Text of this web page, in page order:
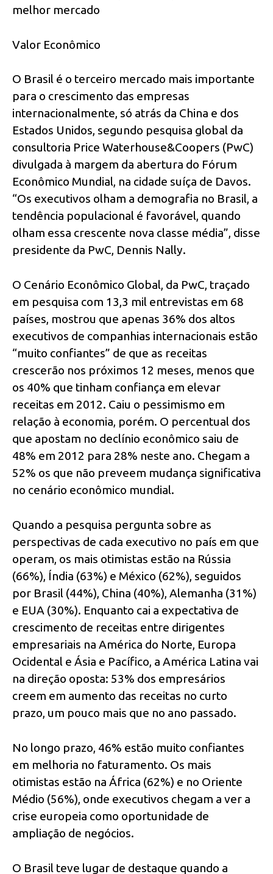
melhor mercado
Valor Econômico
O Brasil é o terceiro mercado mais importante
para o crescimento das empresas
internacionalmente, só atrás da China e dos
Estados Unidos, segundo pesquisa global da
consultoria Price Waterhouse&Coopers (PwC)
divulgada à margem da abertura do Fórum
Econômico Mundial, na cidade suíça de Davos.
“Os executivos olham a demografia no Brasil, a
tendência populacional é favorável, quando
olham essa crescente nova classe média”, disse
presidente da PwC, Dennis Nally.
O Cenário Econômico Global, da PwC, traçado
em pesquisa com 13,3 mil entrevistas em 68
países, mostrou que apenas 36% dos altos
executivos de companhias internacionais estão
“muito confiantes” de que as receitas
crescerão nos próximos 12 meses, menos que
os 40% que tinham confiança em elevar
receitas em 2012. Caiu o pessimismo em
relação à economia, porém. O percentual dos
que apostam no declínio econômico saiu de
48% em 2012 para 28% neste ano. Chegam a
52% os que não preveem mudança significativa
no cenário econômico mundial.
Quando a pesquisa pergunta sobre as
perspectivas de cada executivo no país em que
operam, os mais otimistas estão na Rússia
(66%), Índia (63%) e México (62%), seguidos
por Brasil (44%), China (40%), Alemanha (31%)
e EUA (30%). Enquanto cai a expectativa de
crescimento de receitas entre dirigentes
empresariais na América do Norte, Europa
Ocidental e Ásia e Pacífico, a América Latina vai
na direção oposta: 53% dos empresários
creem em aumento das receitas no curto
prazo, um pouco mais que no ano passado.
No longo prazo, 46% estão muito confiantes
em melhoria no faturamento. Os mais
otimistas estão na África (62%) e no Oriente
Médio (56%), onde executivos chegam a ver a
crise europeia como oportunidade de
ampliação de negócios.
O Brasil teve lugar de destaque quando a